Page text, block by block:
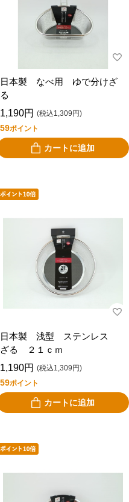
日本製 なべ用 ゆで分けざ
る
1,190円 (税込1,309円)
59ポイント
カートに追加
日本製 浅型 ステンレス
ざる ２１ｃｍ
1,190円 (税込1,309円)
59ポイント
カートに追加